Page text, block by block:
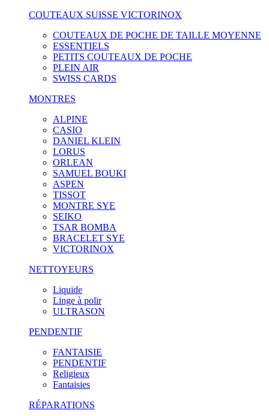
COUTEAUX SUISSE VICTORINOX
COUTEAUX DE POCHE DE TAILLE MOYENNE
ESSENTIELS
PETITS COUTEAUX DE POCHE
PLEIN AIR
SWISS CARDS
MONTRES
ALPINE
CASIO
DANIEL KLEIN
LORUS
ORLEAN
SAMUEL BOUKI
ASPEN
TISSOT
MONTRE SYE
SEIKO
TSAR BOMBA
BRACELET SYE
VICTORINOX
NETTOYEURS
Liquide
Linge à polir
ULTRASON
PENDENTIF
FANTAISIE
PENDENTIF
Religieux
Fantaisies
RÉPARATIONS